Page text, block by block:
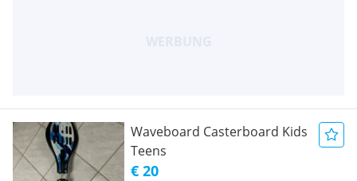
Waveboard Casterboard Kids
Teens
€ 20